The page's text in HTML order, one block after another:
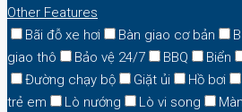
Other Features
Bãi đỗ xe hơi
Bàn giao cơ bản
giao thô
Bảo vệ 24/7 BBQ Biển
Đường chạy bộ
Giặt ủi Hồ bơi
trẻ em
Lò nướng Lò vi song